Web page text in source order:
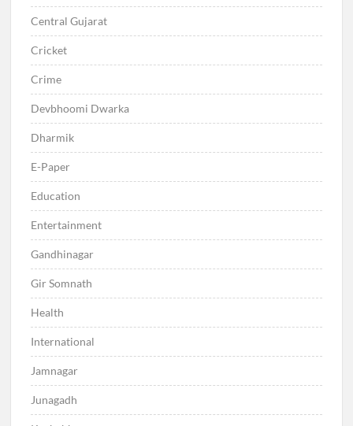
Central Gujarat
Cricket
Crime
Devbhoomi Dwarka
Dharmik
E-Paper
Education
Entertainment
Gandhinagar
Gir Somnath
Health
International
Jamnagar
Junagadh